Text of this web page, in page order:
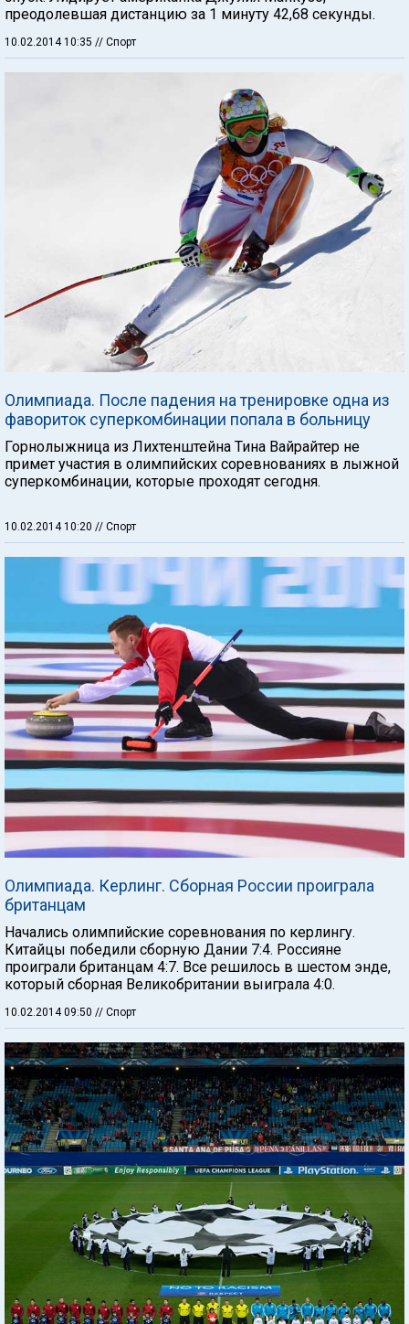
преодолевшая дистанцию за 1 минуту 42,68 секунды.
10.02.2014 10:35 // Спорт
Олимпиада. После падения на тренировке одна из
фавориток суперкомбинации попала в больницу
Горнолыжница из Лихтенштейна Тина Вайрайтер не
примет участия в олимпийских соревнованиях в лыжной
суперкомбинации, которые проходят сегодня.
10.02.2014 10:20 // Спорт
Олимпиада. Керлинг. Сборная России проиграла
британцам
Начались олимпийские соревнования по керлингу.
Китайцы победили сборную Дании 7:4. Россияне
проиграли британцам 4:7. Все решилось в шестом энде,
который сборная Великобритании выиграла 4:0.
10.02.2014 09:50 // Спорт